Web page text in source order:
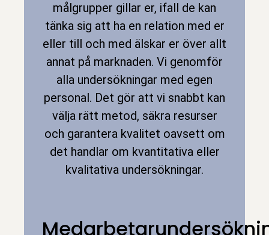
målgrupper gillar er, ifall de kan
tänka sig att ha en relation med er
eller till och med älskar er över allt
annat på marknaden. Vi genomför
alla undersökningar med egen
personal. Det gör att vi snabbt kan
välja rätt metod, säkra resurser
och garantera kvalitet oavsett om
det handlar om kvantitativa eller
kvalitativa undersökningar.